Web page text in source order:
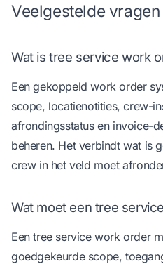
Veelgestelde vragen
Wat is tree service work
Een gekoppeld work order
scope, locatienotities, crew-
afrondingsstatus en invoice-
beheren. Het verbindt wat is
crew in het veld moet
Wat moet een tree
Een tree service work order
goedgekeurde scope,